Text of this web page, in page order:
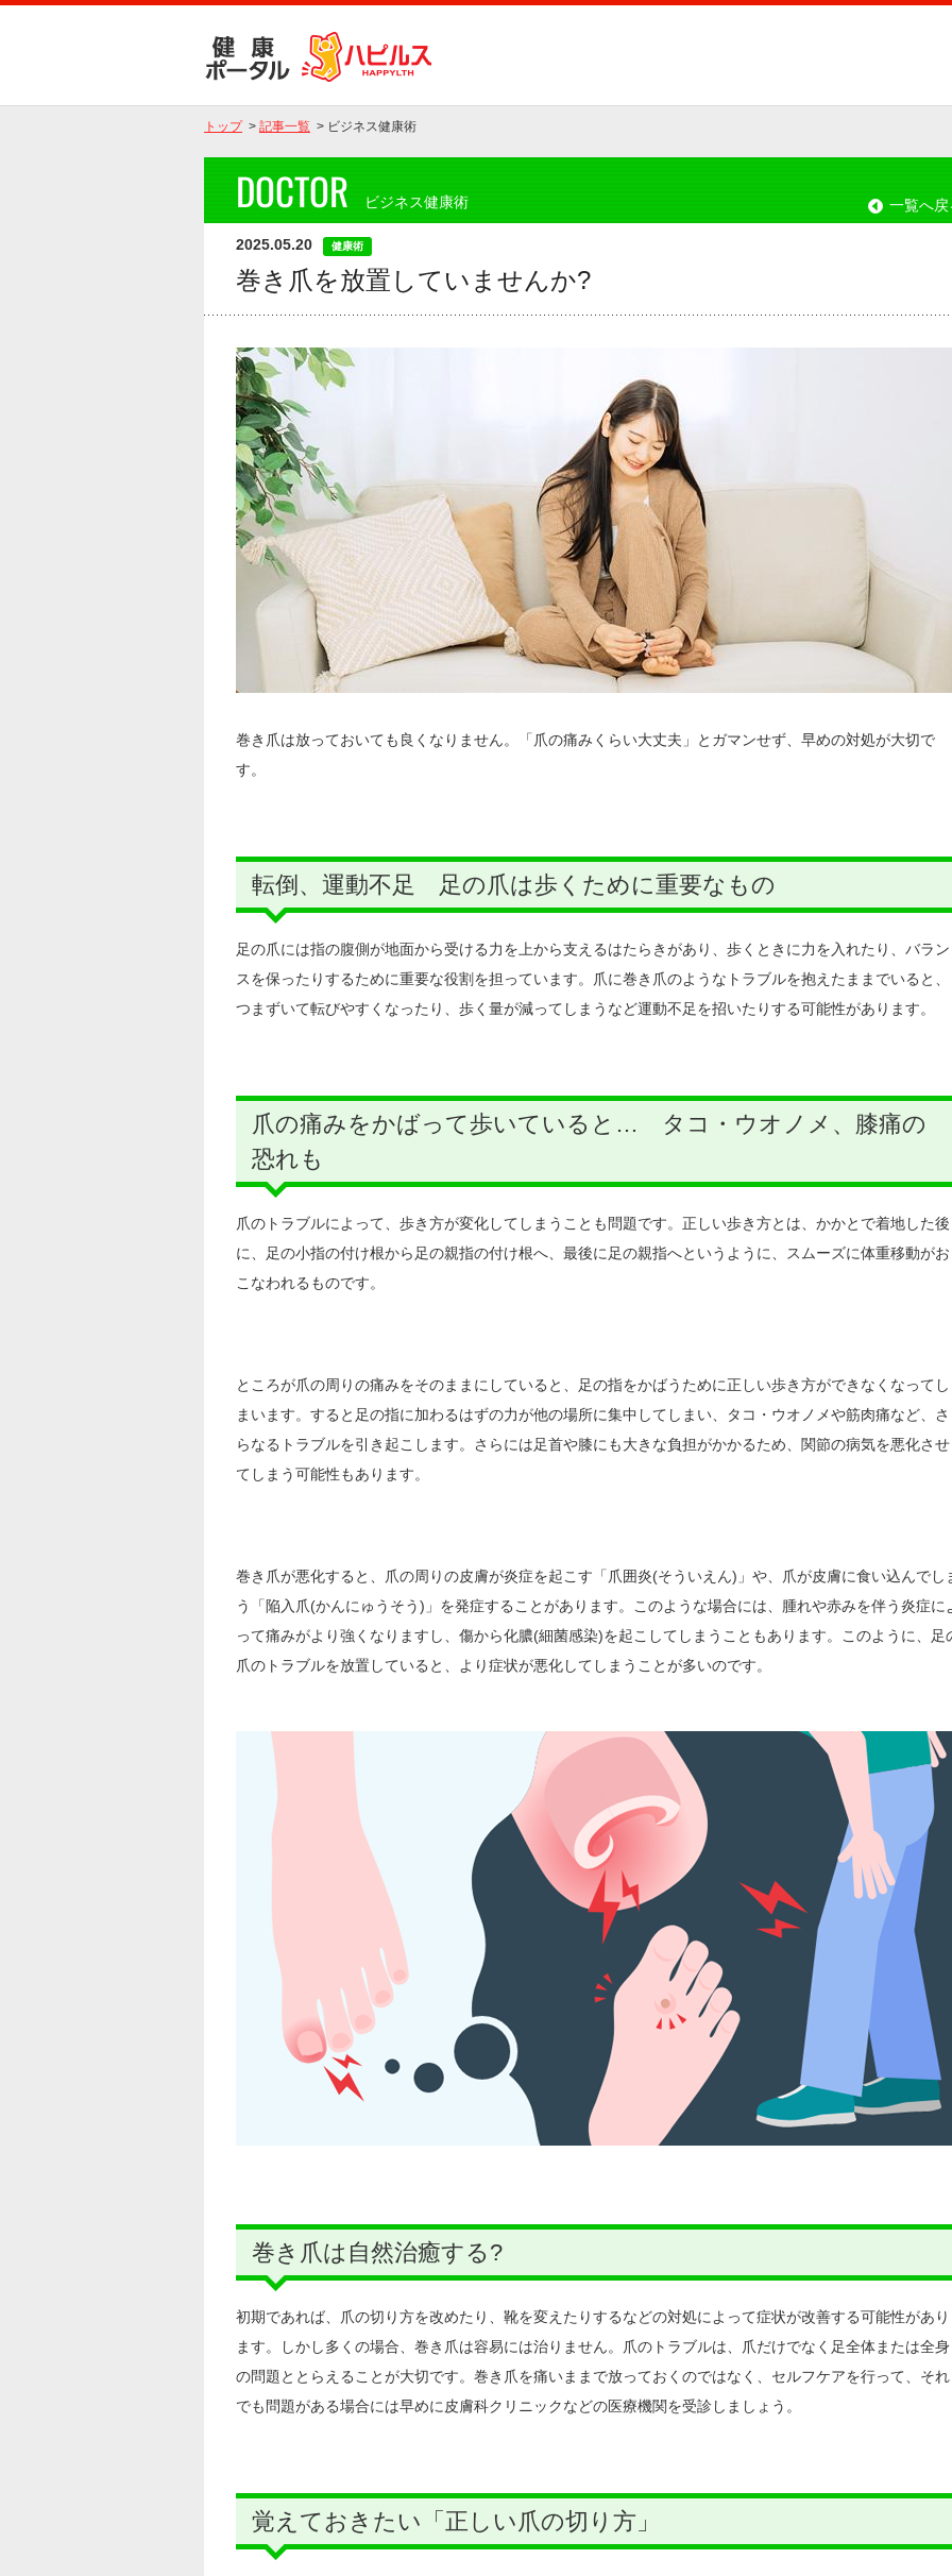
トップ > 記事一覧 > ビジネス健康術
DOCTOR ビジネス健康術 一覧へ戻
2025.05.20 健康術
巻き爪を放置していませんか?
巻き爪は放っておいても良くなりません。「爪の痛みくらい大丈夫」とガマンせず、早めの対処が大切で
す。
転倒、運動不足 足の爪は歩くために重要なもの
足の爪には指の腹側が地面から受ける力を上から支えるはたらきがあり、歩くときに力を入れたり、バラン
スを保ったりするために重要な役割を担っています。爪に巻き爪のようなトラブルを抱えたままでいると、
つまずいて転びやすくなったり、歩く量が減ってしまうなど運動不足を招いたりする可能性があります。
爪の痛みをかばって歩いていると… タコ・ウオノメ、膝痛の
恐れも
爪のトラブルによって、歩き方が変化してしまうことも問題です。正しい歩き方とは、かかとで着地した後
に、足の小指の付け根から足の親指の付け根へ、最後に足の親指へというように、スムーズに体重移動がお
こなわれるものです。
ところが爪の周りの痛みをそのままにしていると、足の指をかばうために正しい歩き方ができなくなってし
まいます。すると足の指に加わるはずの力が他の場所に集中してしまい、タコ・ウオノメや筋肉痛など、さ
らなるトラブルを引き起こします。さらには足首や膝にも大きな負担がかかるため、関節の病気を悪化させ
てしまう可能性もあります。
巻き爪が悪化すると、爪の周りの皮膚が炎症を起こす「爪囲炎(そういえん)」や、爪が皮膚に食い込んでし
う「陥入爪(かんにゅうそう)」を発症することがあります。このような場合には、腫れや赤みを伴う炎症に
って痛みがより強くなりますし、傷から化膿(細菌感染)を起こしてしまうこともあります。このように、足
爪のトラブルを放置していると、より症状が悪化してしまうことが多いのです。
巻き爪は自然治癒する?
初期であれば、爪の切り方を改めたり、靴を変えたりするなどの対処によって症状が改善する可能性があり
ます。しかし多くの場合、巻き爪は容易には治りません。爪のトラブルは、爪だけでなく足全体または全身
の問題ととらえることが大切です。巻き爪を痛いままで放っておくのではなく、セルフケアを行って、それ
でも問題がある場合には早めに皮膚科クリニックなどの医療機関を受診しましょう。
覚えておきたい「正しい爪の切り方」